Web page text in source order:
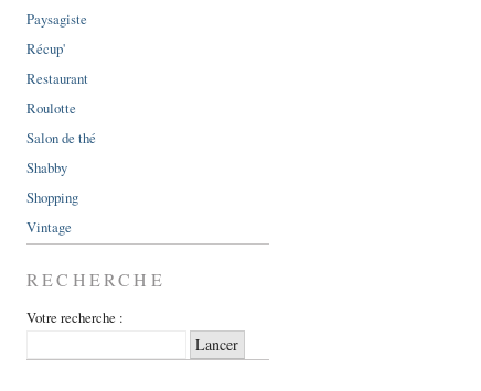
Paysagiste
Récup'
Restaurant
Roulotte
Salon de thé
Shabby
Shopping
Vintage
RECHERCHE
Votre recherche :